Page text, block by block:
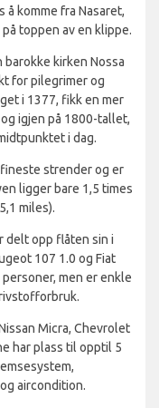
å komme fra Nasaret,
toppen av en klippe.
kirken Nossa
for pilegrimer og
i 1377, fikk en mer
igjen på 1800-tallet,
i dag.
strender og er
ligger bare 1,5 times
miles).
delt opp flåten sin i
107 1.0 og Fiat
men er enkle
Micra, Chevrolet
har plass til opptil 5
aircondition.